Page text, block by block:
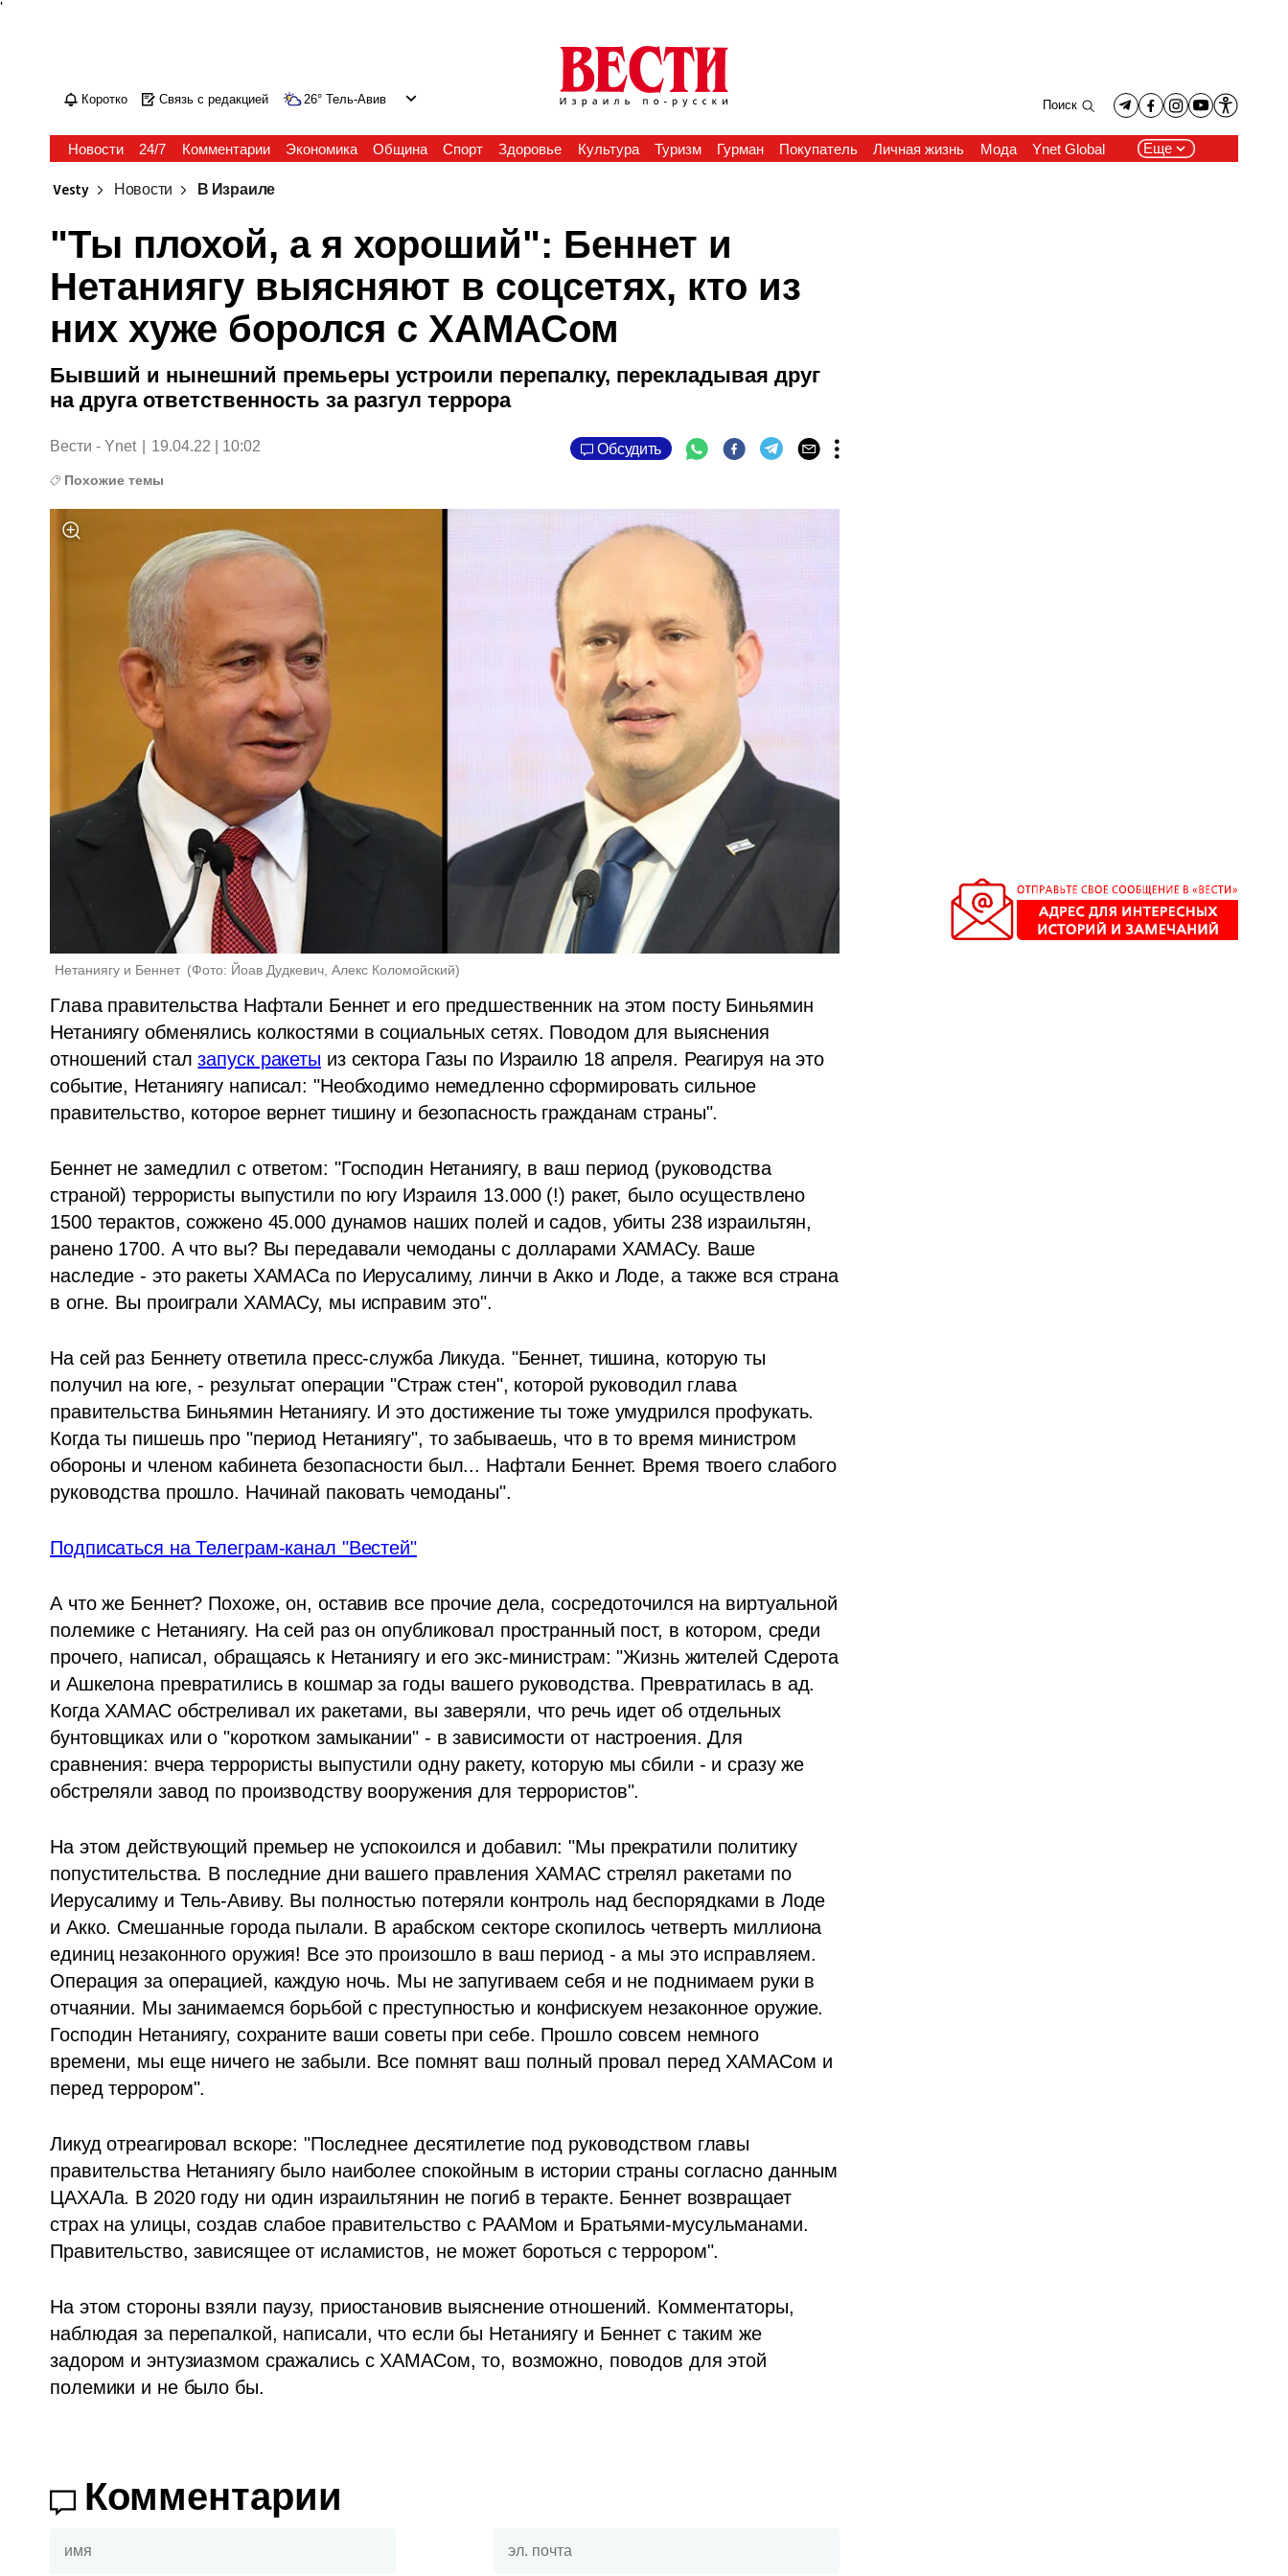
'
Коротко Связь с редакцией 26° Тель-Авив Поиск
Новости 24/7 Комментарии Экономика Община Спорт Здоровье Культура Туризм Гурман Покупатель Личная жизнь Мода Ynet Global Еще
Vesty Новости В Израиле
"Ты плохой, а я хороший": Беннет и
Нетаниягу выясняют в соцсетях, кто из
них хуже боролся с ХАМАСом
Бывший и нынешний премьеры устроили перепалку, перекладывая друг
на друга ответственность за разгул террора
Вести - Ynet 19.04.22 | 10:02 Обсудить
Похожие темы
Нетаниягу и Беннет (Фото: Йоав Дудкевич, Алекс Коломойский)
Глава правительства Нафтали Беннет и его предшественник на этом посту Биньямин
Нетаниягу обменялись колкостями в социальных сетях. Поводом для выяснения
отношений стал запуск ракеты из сектора Газы по Израилю 18 апреля. Реагируя на это
событие, Нетаниягу написал: "Необходимо немедленно сформировать сильное
правительство, которое вернет тишину и безопасность гражданам страны".
Беннет не замедлил с ответом: "Господин Нетаниягу, в ваш период (руководства
страной) террористы выпустили по югу Израиля 13.000 (!) ракет, было осуществлено
1500 терактов, сожжено 45.000 дунамов наших полей и садов, убиты 238 израильтян,
ранено 1700. А что вы? Вы передавали чемоданы с долларами ХАМАСу. Ваше
наследие - это ракеты ХАМАСа по Иерусалиму, линчи в Акко и Лоде, а также вся страна
в огне. Вы проиграли ХАМАСу, мы исправим это".
На сей раз Беннету ответила пресс-служба Ликуда. "Беннет, тишина, которую ты
получил на юге, - результат операции "Страж стен", которой руководил глава
правительства Биньямин Нетаниягу. И это достижение ты тоже умудрился профукать.
Когда ты пишешь про "период Нетаниягу", то забываешь, что в то время министром
обороны и членом кабинета безопасности был... Нафтали Беннет. Время твоего слабого
руководства прошло. Начинай паковать чемоданы".
Подписаться на Телеграм-канал "Вестей"
А что же Беннет? Похоже, он, оставив все прочие дела, сосредоточился на виртуальной
полемике с Нетаниягу. На сей раз он опубликовал пространный пост, в котором, среди
прочего, написал, обращаясь к Нетаниягу и его экс-министрам: "Жизнь жителей Сдерота
и Ашкелона превратились в кошмар за годы вашего руководства. Превратилась в ад.
Когда ХАМАС обстреливал их ракетами, вы заверяли, что речь идет об отдельных
бунтовщиках или о "коротком замыкании" - в зависимости от настроения. Для
сравнения: вчера террористы выпустили одну ракету, которую мы сбили - и сразу же
обстреляли завод по производству вооружения для террористов".
На этом действующий премьер не успокоился и добавил: "Мы прекратили политику
попустительства. В последние дни вашего правления ХАМАС стрелял ракетами по
Иерусалиму и Тель-Авиву. Вы полностью потеряли контроль над беспорядками в Лоде
и Акко. Смешанные города пылали. В арабском секторе скопилось четверть миллиона
единиц незаконного оружия! Все это произошло в ваш период - а мы это исправляем.
Операция за операцией, каждую ночь. Мы не запугиваем себя и не поднимаем руки в
отчаянии. Мы занимаемся борьбой с преступностью и конфискуем незаконное оружие.
Господин Нетаниягу, сохраните ваши советы при себе. Прошло совсем немного
времени, мы еще ничего не забыли. Все помнят ваш полный провал перед ХАМАСом и
перед террором".
Ликуд отреагировал вскоре: "Последнее десятилетие под руководством главы
правительства Нетаниягу было наиболее спокойным в истории страны согласно данным
ЦАХАЛа. В 2020 году ни один израильтянин не погиб в теракте. Беннет возвращает
страх на улицы, создав слабое правительство с РААМом и Братьями-мусульманами.
Правительство, зависящее от исламистов, не может бороться с террором".
На этом стороны взяли паузу, приостановив выяснение отношений. Комментаторы,
наблюдая за перепалкой, написали, что если бы Нетаниягу и Беннет с таким же
задором и энтузиазмом сражались с ХАМАСом, то, возможно, поводов для этой
полемики и не было бы.
Комментарии